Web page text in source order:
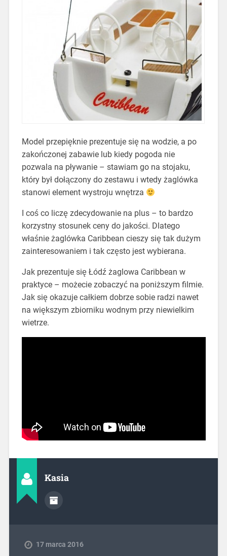
Model przepięknie prezentuje się na wodzie, a po
zakończonej zabawie lub kiedy pogoda nie
pozwala na pływanie – stawiam go na stojaku,
który był dołączony do zestawu i wtedy żaglówka
stanowi element wystroju wnętrza
I coś co liczę zdecydowanie na plus – to bardzo
korzystny stosunek ceny do jakości. Dlatego
właśnie żaglówka Caribbean cieszy się tak dużym
zainteresowaniem i tak często jest wybierana.
Jak prezentuje się Łódź żaglowa Caribbean w
praktyce – możecie zobaczyć na poniższym filmie.
Jak się okazuje całkiem dobrze sobie radzi nawet
na większym zbiorniku wodnym przy niewielkim
wietrze.
Kasia
17 marca 2016